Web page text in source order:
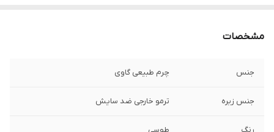
مشخصات
جنس چرم طبیعی گاوی
جنس زیره ترمو خارجی ضد سایش
رنگ طوسی